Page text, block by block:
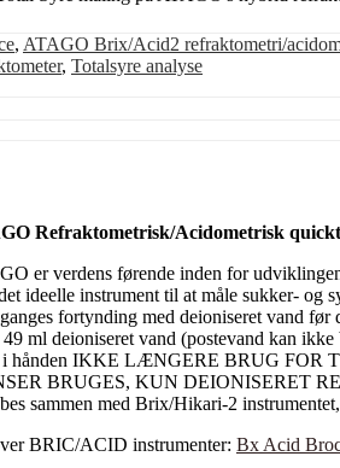
, ATAGO Brix/Acid2 refraktometri/
, Totalsyre analyse
Refraktometrisk/Acidometrisk
er verdens førende inden for
ideelle instrument til at måle sukker- og
fortynding med deioniseret vand
ml deioniseret vand (postevand kan
i hånden IKKE LÆNGERE BRUG FOR
BRUGES, KUN DEIONISERET
sammen med Brix/Hikari-2
BRIC/ACID instrumenter: Bx Acid